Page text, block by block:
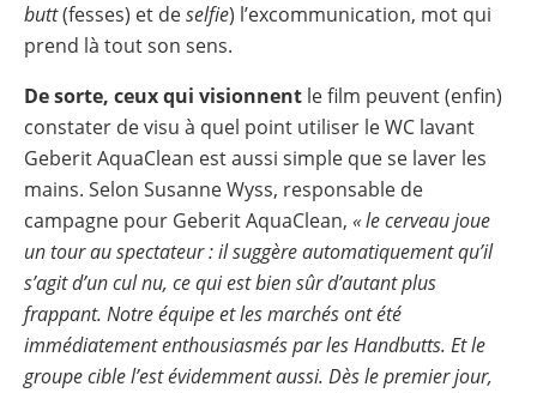
butt(fesses) et deselfie) l’excommunication, mot qui
prend là tout son sens.
De sorte, ceux qui visionnent le film peuvent (enfin)
constater de visu à quel point utiliser le WC lavant
Geberit AquaClean est aussi simple que se laver les
mains. Selon Susanne Wyss, responsable de
campagne pour Geberit AquaClean, « le cerveau joue
un tour au spectateur : il suggère automatiquement qu’il
s’agit d’un cul nu, ce qui est bien sûr d’autant plus
frappant. Notre équipe et les marchés ont été
immédiatement enthousiasmés par les Handbutts. Et le
groupe cible l’est évidemment aussi. Dès le premier jour,